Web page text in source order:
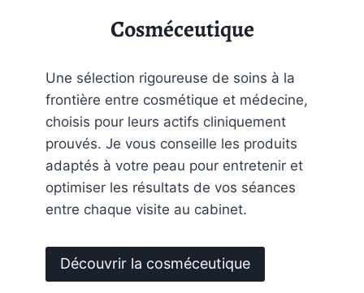
Cosméceutique
Une sélection rigoureuse de soins à la
frontière entre cosmétique et médecine,
choisis pour leurs actifs cliniquement
prouvés. Je vous conseille les produits
adaptés à votre peau pour entretenir et
optimiser les résultats de vos séances
entre chaque visite au cabinet.
Découvrir la cosméceutique